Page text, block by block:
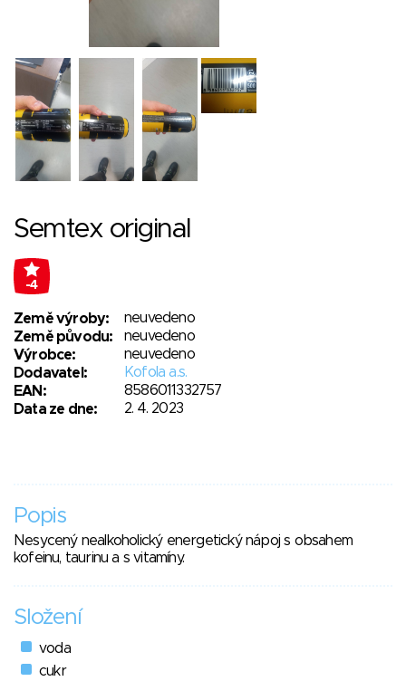
Semtex original
-4
Země výroby:
neuvedeno
Země původu:
neuvedeno
Výrobce:
neuvedeno
Dodavatel:
Kofola a.s.
EAN:
8586011332757
Data ze dne:
2. 4. 2023
Popis
Nesycený nealkoholický energetický nápoj s obsahem
kofeinu, taurinu a s vitamíny.
Složení
voda
cukr